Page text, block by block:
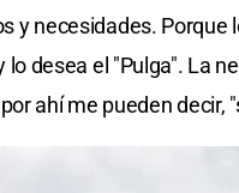
y necesidades. Porque
lo desea el "Pulga". La
ahí me pueden